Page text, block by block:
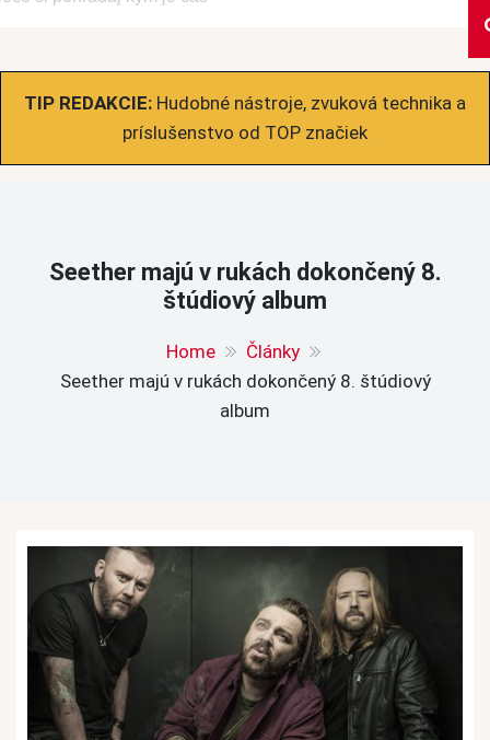
TIP REDAKCIE: Hudobné nástroje, zvuková technika a
príslušenstvo od TOP značiek
Seether majú v rukách dokončený 8.
štúdiový album
Home
Články
Seether majú v rukách dokončený 8. štúdiový
album